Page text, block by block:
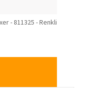
- 811325 - Renkli